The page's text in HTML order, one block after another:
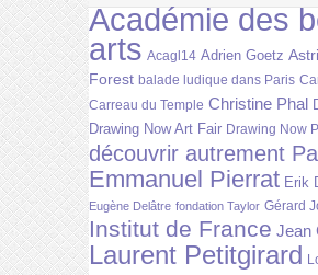
Académie des
arts Acagl14 Adrien Goetz
Forest balade ludique dans Paris
Carreau du Temple Christine Phal
Drawing Now Art Fair Drawing Now
découvrir autrement
Emmanuel Pierrat Erik
Eugène Delâtre fondation Taylor Gérard
Institut de France Jean
Laurent Petitgirard